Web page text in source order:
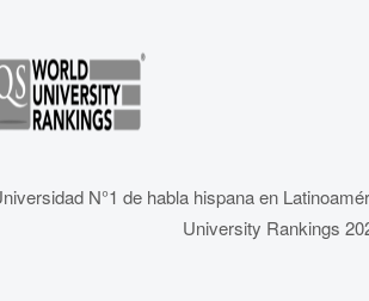
N°1 de habla hispana en
University Rankings